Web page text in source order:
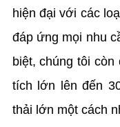
hiện đại với các
đáp ứng mọi nhu
biệt, chúng tôi
tích lớn lên đến
thải lớn một cách